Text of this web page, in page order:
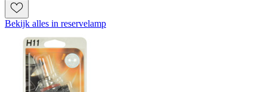
Bekijk alles in reservelamp